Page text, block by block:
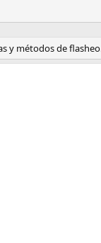
y métodos de